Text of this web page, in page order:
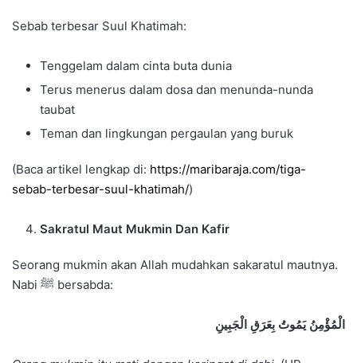
Sebab terbesar Suul Khatimah:
Tenggelam dalam cinta buta dunia
Terus menerus dalam dosa dan menunda-nunda
taubat
Teman dan lingkungan pergaulan yang buruk
(Baca artikel lengkap di: https://maribaraja.com/tiga-
sebab-terbesar-suul-khatimah/)
Sakratul Maut Mukmin Dan Kafir
Seorang mukmin akan Allah mudahkan sakaratul mautnya.
Nabi ﷺ bersabda:
الْمُؤْمِنُ يَمُوتُ بِعَرَقِ الْجَبِينِ